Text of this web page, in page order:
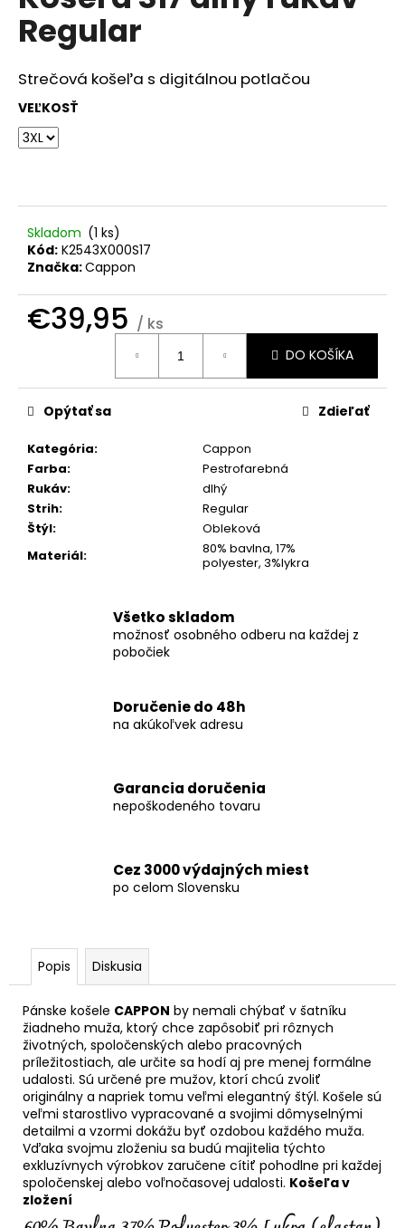
0,0
hviezdičiek.
Regular
Strečová košeľa s digitálnou potlačou
VEĽKOSŤ
Skladom (1 ks)
Kód: K2543X000S17
Značka:Cappon
€39,95 / ks
DO KOŠÍKA
Kategória:
Cappon
Farba:
Pestrofarebná
Rukáv:
dlhý
Strih:
Regular
Štýl:
Obleková
Materiál:
80% bavlna, 17%
polyester, 3%lykra
Opýtať sa Zdieľať
Všetko skladom
možnosť osobného odberu na každej z
pobočiek
Doručenie do 48h
na akúkoľvek adresu
Garancia doručenia
nepoškodeného tovaru
Cez 3000 výdajných miest
po celom Slovensku
Popis Diskusia
Pánske košele CAPPON by nemali chýbať v šatníku
žiadneho muža, ktorý chce zapôsobiť pri rôznych
životných, spoločenských alebo pracovných
príležitostiach, ale určite sa hodí aj pre menej formálne
udalosti. Sú určené pre mužov, ktorí chcú zvoliť
originálny a napriek tomu veľmi elegantný štýl. Košele sú
veľmi starostlivo vypracované a svojimi dômyselnými
detailmi a vzormi dokážu byť ozdobou každého muža.
Vďaka svojmu zloženiu sa budú majitelia týchto
exkluzívnych výrobkov zaručene cítiť pohodlne pri každej
spoločenskej alebo voľnočasovej udalosti. Košeľa v
zložení
á
j
s
ť
?
HĽADAŤ
O
d
p
ú
č
m
e
KOŠEĽA
K068-
A02